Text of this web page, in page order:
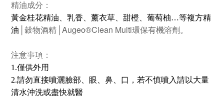
精油成分：
黃金桂花精油、乳香、薰衣草、甜橙、葡萄柚…等複方精
油 │穀物酒精│ Augeo®Clean Multi環保有機溶劑。
注意事項：
1.僅供外用
2.請勿直接噴灑臉部、眼、鼻、口，若不慎噴入請以大量
清水沖洗或盡快就醫